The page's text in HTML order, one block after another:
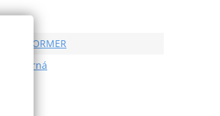
STORMER
černá